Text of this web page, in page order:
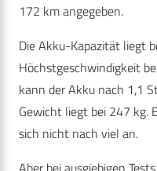
172 km angegeben.
Die Akku-Kapazität liegt
Höchstgeschwindigkeit
kann der Akku nach 1,1
Gewicht liegt bei 247 kg.
sich nicht nach viel an.